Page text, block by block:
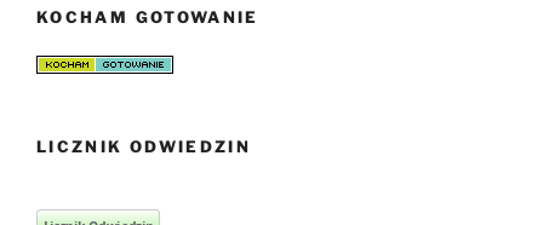
KOCHAM GOTOWANIE
LICZNIK ODWIEDZIN